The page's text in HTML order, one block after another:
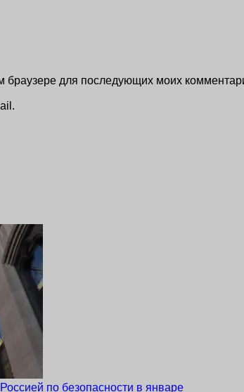
браузере для последующих моих
по безопасности в январе